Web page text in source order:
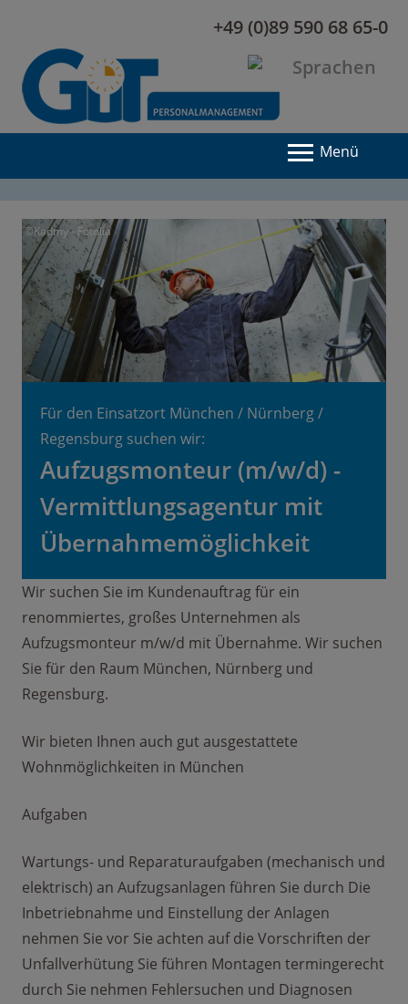
+49 (0)89 590 68 65-0
Menü
©Kadmy - Fotolia
Für den Einsatzort München / Nürnberg /
Regensburg suchen wir:
Aufzugsmonteur (m/w/d) -
Vermittlungsagentur mit
Übernahmemöglichkeit
Wir suchen Sie im Kundenauftrag für ein
renommiertes, großes Unternehmen als
Aufzugsmonteur m/w/d mit Übernahme. Wir suchen
Sie für den Raum München, Nürnberg und
Regensburg.
Wir bieten Ihnen auch gut ausgestattete
Wohnmöglichkeiten in München
Aufgaben
Wartungs- und Reparaturaufgaben (mechanisch und
elektrisch) an Aufzugsanlagen führen Sie durch Die
Inbetriebnahme und Einstellung der Anlagen
nehmen Sie vor Sie achten auf die Vorschriften der
Unfallverhütung Sie führen Montagen termingerecht
durch Sie nehmen Fehlersuchen und Diagnosen